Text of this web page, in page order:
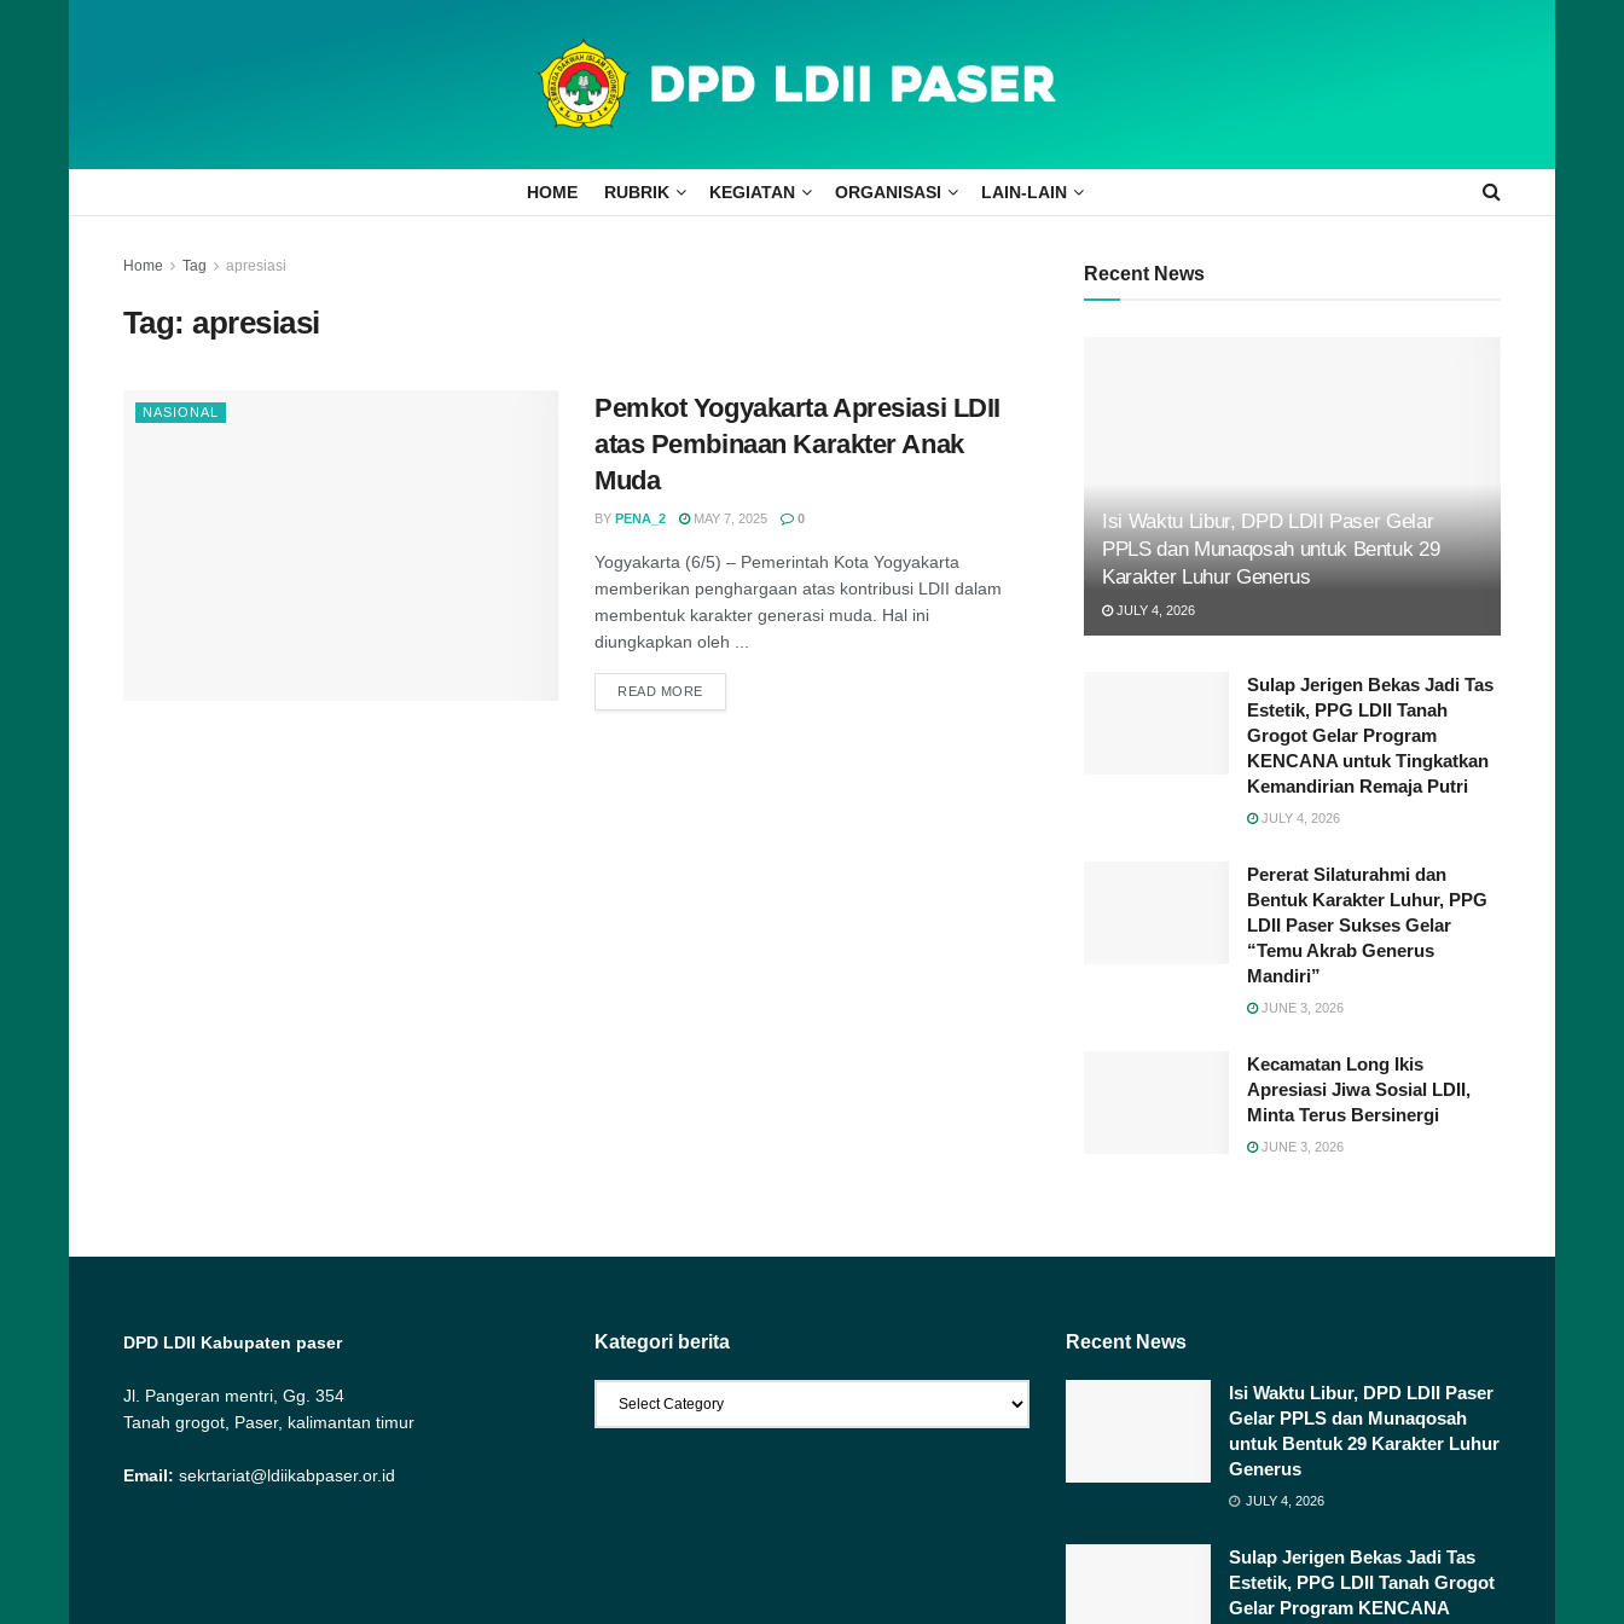
HOME RUBRIK KEGIATAN ORGANISASI LAIN-LAIN
Home Tag apresiasi
Tag:apresiasi
NASIONAL
Pemkot Yogyakarta Apresiasi LDII
atas Pembinaan Karakter Anak
Muda
BY PENA_2 MAY 7, 2025 0
Yogyakarta (6/5) – Pemerintah Kota Yogyakarta
memberikan penghargaan atas kontribusi LDII dalam
membentuk karakter generasi muda. Hal ini
diungkapkan oleh ...
READ MOREDETAILS
Recent News
Isi Waktu Libur, DPD LDII Paser Gelar
PPLS dan Munaqosah untuk Bentuk 29
Karakter Luhur Generus
JULY 4, 2026
Sulap Jerigen Bekas Jadi Tas
Estetik, PPG LDII Tanah
Grogot Gelar Program
KENCANA untuk Tingkatkan
Kemandirian Remaja Putri
JULY 4, 2026
Pererat Silaturahmi dan
Bentuk Karakter Luhur, PPG
LDII Paser Sukses Gelar
“Temu Akrab Generus
Mandiri”
JUNE 3, 2026
Kecamatan Long Ikis
Apresiasi Jiwa Sosial LDII,
Minta Terus Bersinergi
JUNE 3, 2026
DPD LDII Kabupaten paser
Jl. Pangeran mentri, Gg. 354
Tanah grogot, Paser, kalimantan timur
Email: sekrtariat@ldiikabpaser.or.id
Kategori berita Recent News
Isi Waktu Libur, DPD LDII Paser
Gelar PPLS dan Munaqosah
untuk Bentuk 29 Karakter Luhur
Generus
JULY 4, 2026
Sulap Jerigen Bekas Jadi Tas
Estetik, PPG LDII Tanah Grogot
Gelar Program KENCANA